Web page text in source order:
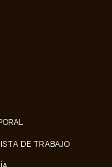
DE TRABAJO